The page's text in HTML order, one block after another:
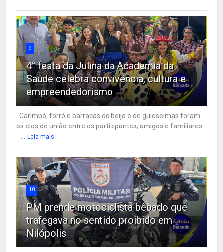
9
4° festa da Julina da Academia da
Saúde celebra convivência, cultura e
empreendedorismo
Carimbó, forró e barracas do beijo e de guloseimas foram
os elos de união entre os participantes, amigos e familiares
Leia mais
10
PM prende motociclista bêbado que
trafegava no sentido proibido em
Nilópolis